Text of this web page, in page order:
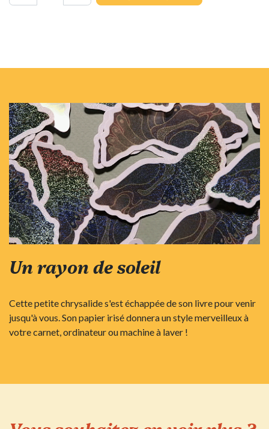
Un rayon de soleil
Cette petite chrysalide s'est échappée de son livre pour venir
jusqu'à vous. Son papier irisé donnera un style merveilleux à
votre carnet, ordinateur ou machine à laver !